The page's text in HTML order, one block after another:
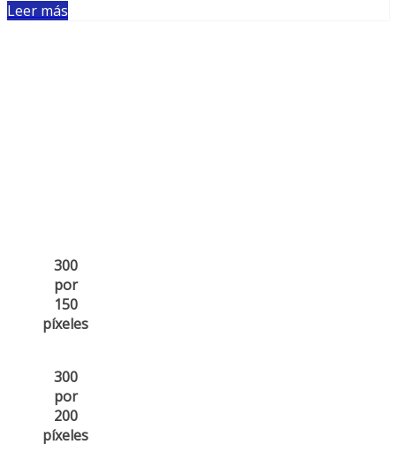
Leer más
300
por
150
píxeles
300
por
200
píxeles